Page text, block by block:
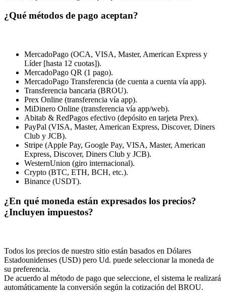
¿Qué métodos de pago aceptan?
MercadoPago (OCA, VISA, Master, American Express y
Líder [hasta 12 cuotas]).
MercadoPago QR (1 pago).
MercadoPago Transferencia (de cuenta a cuenta vía app).
Transferencia bancaria (BROU).
Prex Online (transferencia vía app).
MiDinero Online (transferencia vía app/web).
Abitab & RedPagos efectivo (depósito en tarjeta Prex).
PayPal (VISA, Master, American Express, Discover, Diners
Club y JCB).
Stripe (Apple Pay, Google Pay, VISA, Master, American
Express, Discover, Diners Club y JCB).
WesternUnion (giro internacional).
Crypto (BTC, ETH, BCH, etc.).
Binance (USDT).
¿En qué moneda están expresados los precios?
¿Incluyen impuestos?
Todos los precios de nuestro sitio están basados en Dólares
Estadounidenses (USD) pero Ud. puede seleccionar la moneda de
su preferencia.
De acuerdo al método de pago que seleccione, el sistema le realizará
automáticamente la conversión según la cotización del BROU.